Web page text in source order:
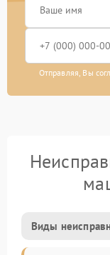
Отправляя, Вы
Виды